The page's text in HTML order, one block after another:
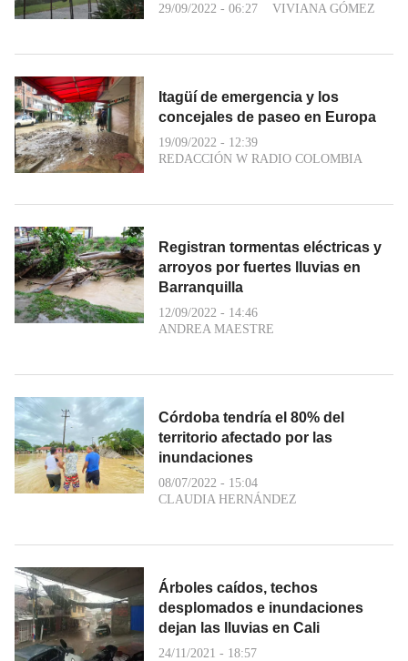
29/09/2022 - 06:27 VIVIANA GÓMEZ
Itagüí de emergencia y los
concejales de paseo en Europa
19/09/2022 - 12:39
REDACCIÓN W RADIO COLOMBIA
Registran tormentas eléctricas y
arroyos por fuertes lluvias en
Barranquilla
12/09/2022 - 14:46
ANDREA MAESTRE
Córdoba tendría el 80% del
territorio afectado por las
inundaciones
08/07/2022 - 15:04
CLAUDIA HERNÁNDEZ
Árboles caídos, techos
desplomados e inundaciones
dejan las lluvias en Cali
24/11/2021 - 18:57